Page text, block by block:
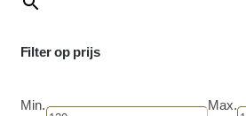
Filter op prijs
Min.
Max.